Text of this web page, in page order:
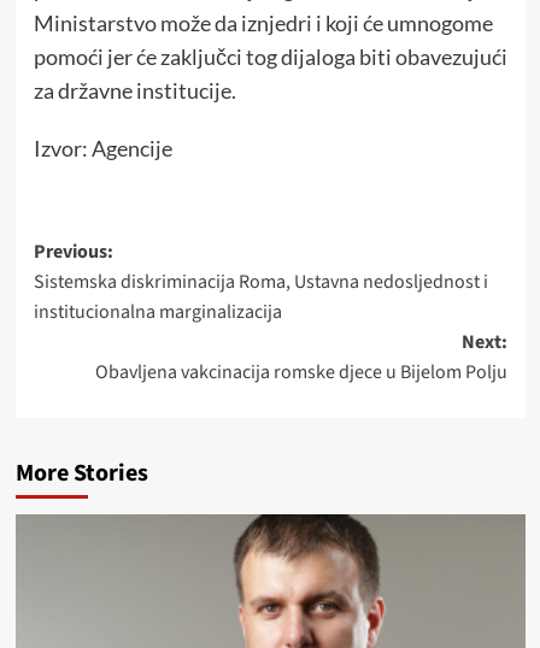
Ministarstvo može da iznjedri i koji će umnogome
pomoći jer će zaključci tog dijaloga biti obavezujući
za državne institucije.
Izvor: Agencije
Post
navigation
Previous:
Sistemska diskriminacija Roma, Ustavna nedosljednost i
institucionalna marginalizacija
Next:
Obavljena vakcinacija romske djece u Bijelom Polju
More Stories